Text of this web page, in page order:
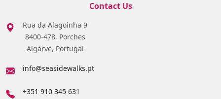
Contact Us
Rua da Alagoinha 9
8400-478, Porches
Algarve, Portugal
info@seasidewalks.pt
+351 910 345 631